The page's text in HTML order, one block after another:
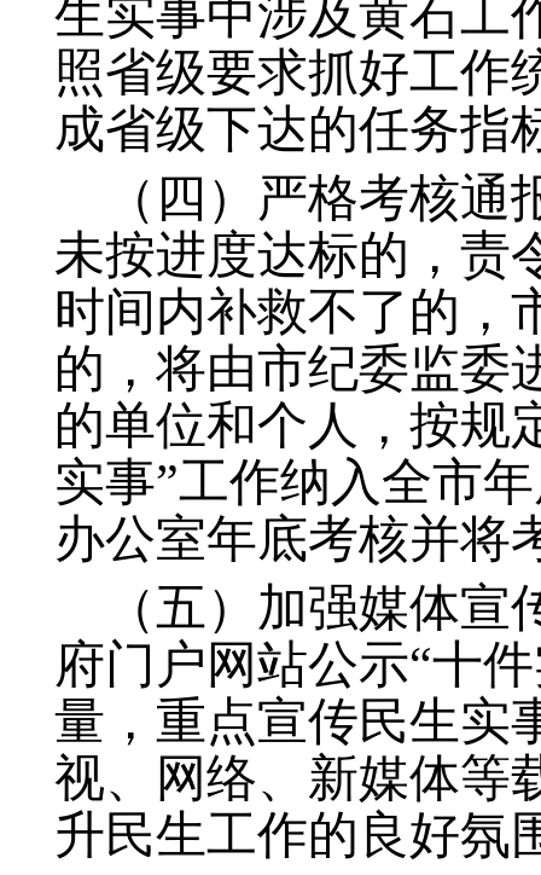
生实事中涉及黄石工
照省级要求抓好工作
成省级下达的任务指
（四）严格考核
未按进度达标的，责
时间内补救不了的，
的，将由市纪委监委
的单位和个人，按规
实事”工作纳入全市
办公室年底考核并将
（五）加强媒体
府门户网站公示“十
量，重点宣传民生实
视、网络、新媒体等
升民生工作的良好氛